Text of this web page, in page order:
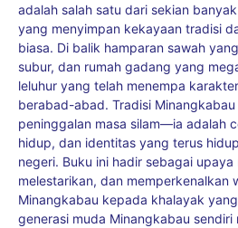
adalah salah satu dari sekian
yang menyimpan kekayaan tradisi
biasa. Di balik hamparan sawah
subur, dan rumah gadang yang
leluhur yang telah menempa
berabad-abad. Tradisi
peninggalan masa silam—ia adalah
hidup, dan identitas yang terus
negeri. Buku ini hadir sebagai
melestarikan, dan memperkenalkan
Minangkabau kepada khalayak
generasi muda Minangkabau